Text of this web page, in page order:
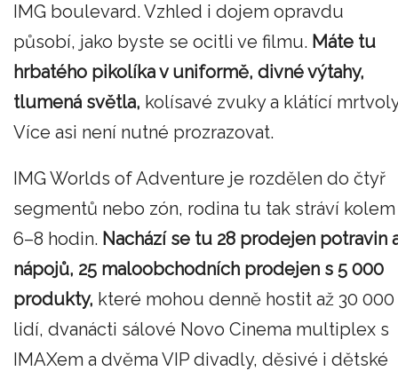
IMG boulevard. Vzhled i dojem opravdu
působí, jako byste se ocitli ve filmu. Máte tu
hrbatého pikolíka v uniformě, divné výtahy,
tlumená světla, kolísavé zvuky a klátící
Více asi není nutné prozrazovat.
IMG Worlds of Adventure je rozdělen do čtyř
segmentů nebo zón, rodina tu tak stráví kolem
6–8 hodin. Nachází se tu 28 prodejen potravin
nápojů, 25 maloobchodních prodejen s 5 000
produkty, které mohou denně hostit až 30 000
lidí, dvanácti sálové Novo Cinema multiplex s
IMAXem a dvěma VIP divadly, děsivé i dětské